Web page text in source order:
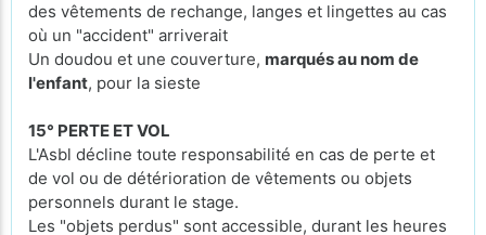
des vêtements de rechange, langes et lingettes au cas
où un "accident" arriverait
Un doudou et une couverture, marqués au nom de
l'enfant, pour la sieste
15° PERTE ET VOL
L'Asbl décline toute responsabilité en cas de perte et
de vol ou de détérioration de vêtements ou objets
personnels durant le stage.
Les "objets perdus" sont accessible, durant les heures